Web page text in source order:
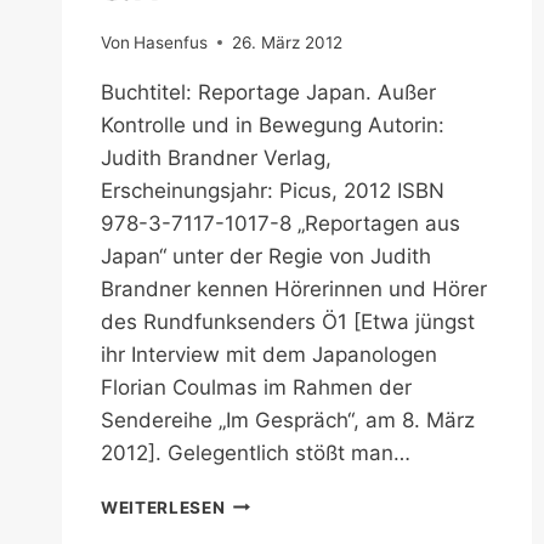
Von Hasenfus 26. März 2012
Buchtitel: Reportage Japan. Außer
Kontrolle und in Bewegung Autorin:
Judith Brandner Verlag,
Erscheinungsjahr: Picus, 2012 ISBN
978-3-7117-1017-8 „Reportagen aus
Japan“ unter der Regie von Judith
Brandner kennen Hörerinnen und Hörer
des Rundfunksenders Ö1 [Etwa jüngst
ihr Interview mit dem Japanologen
Florian Coulmas im Rahmen der
Sendereihe „Im Gespräch“, am 8. März
2012]. Gelegentlich stößt man…
WEITERLESEN 3.11